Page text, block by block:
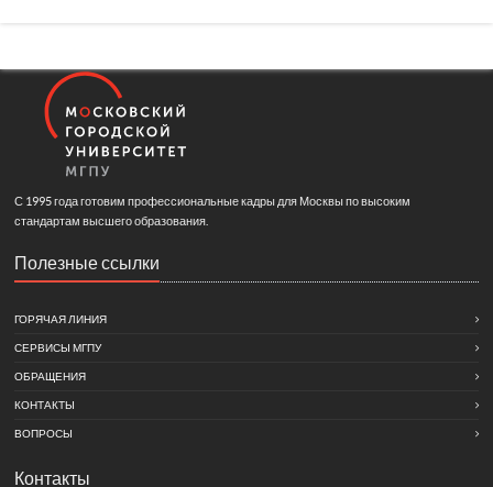
С 1995 года готовим профессиональные кадры для Москвы по высоким
стандартам высшего образования.
Полезные ссылки
ГОРЯЧАЯ ЛИНИЯ
СЕРВИСЫ МГПУ
ОБРАЩЕНИЯ
КОНТАКТЫ
ВОПРОСЫ
Контакты